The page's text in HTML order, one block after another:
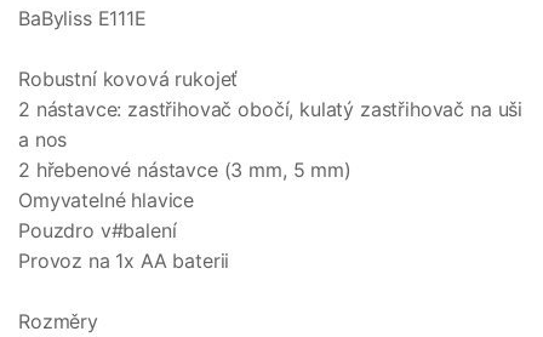
BaByliss E111E
Robustní kovová rukojeť
2 nástavce: zastřihovač obočí, kulatý zastřihovač na uši
a nos
2 hřebenové nástavce (3 mm, 5 mm)
Omyvatelné hlavice
Pouzdro v#balení
Provoz na 1x AA baterii
Rozměry